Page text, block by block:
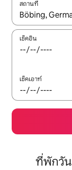
สถานที่
ใช้ลูกศรขึ้นลง หรื
เช็คอิน
เช็คเอาท์
ที่พักวั